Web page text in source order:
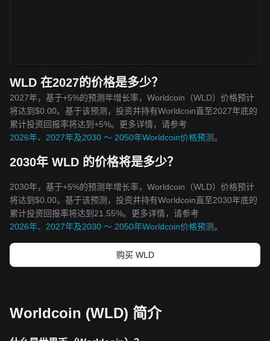
WLD 在2027的价格是多少？
2027年，基于+5%的预测年增长率，Worldcoin（WLD）价格预计
将达到$0.00。基于该预测，投资并持有Worldcoin直至2027年底的
累计投资回报率将达到+5%。更多详情，请参考
2026年、2027年及2030 ～ 2050年Worldcoin价格预测。
2030年 WLD 的价格将是多少？
2030年，基于+5%的预测年增长率，Worldcoin（WLD）价格预计
将达到$0.00。基于该预测，投资并持有Worldcoin直至2030年底的
累计投资回报率将达到21.55%。更多详情，请参考
2026年、2027年及2030 ～ 2050年Worldcoin价格预测。
购买 WLD
Worldcoin (WLD) 简介